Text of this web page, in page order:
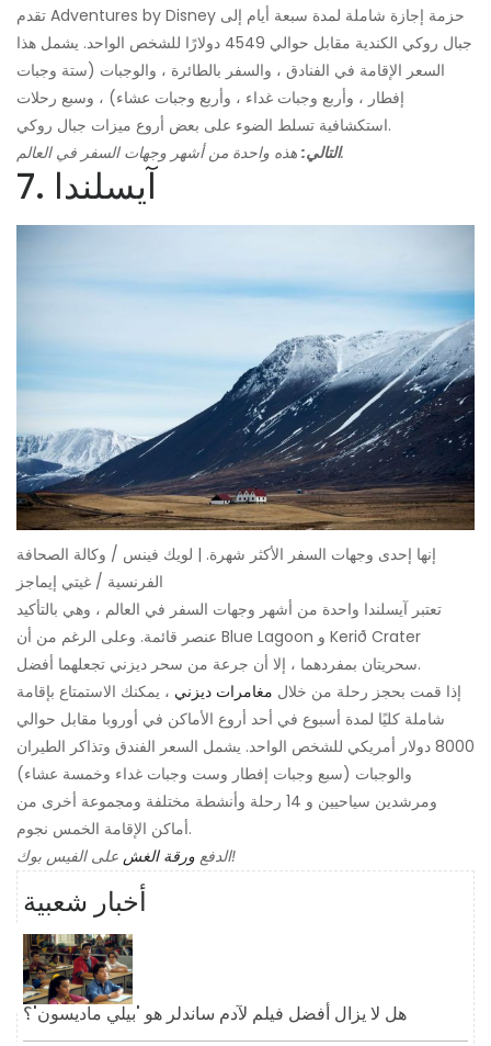
تقدم Adventures by Disney حزمة إجازة شاملة لمدة سبعة أيام إلى
جبال روكي الكندية مقابل حوالي 4549 دولارًا للشخص الواحد. يشمل هذا
السعر الإقامة في الفنادق ، والسفر بالطائرة ، والوجبات (ستة وجبات
إفطار ، وأربع وجبات غداء ، وأربع وجبات عشاء) ، وسبع رحلات
استكشافية تسلط الضوء على بعض أروع ميزات جبال روكي.
التالي:هذه واحدة من أشهر وجهات السفر في العالم.
7. آيسلندا
إنها إحدى وجهات السفر الأكثر شهرة. | لويك فينس / وكالة الصحافة
الفرنسية / غيتي إيماجز
تعتبر آيسلندا واحدة من أشهر وجهات السفر في العالم ، وهي بالتأكيد
عنصر قائمة. وعلى الرغم من أن Blue Lagoon و Kerið Crater
سحريتان بمفردهما ، إلا أن جرعة من سحر ديزني تجعلهما أفضل.
إذا قمت بحجز رحلة من خلال مغامرات ديزني ، يمكنك الاستمتاع بإقامة
شاملة كليًا لمدة أسبوع في أحد أروع الأماكن في أوروبا مقابل حوالي
8000 دولار أمريكي للشخص الواحد. يشمل السعر الفندق وتذاكر الطيران
والوجبات (سبع وجبات إفطار وست وجبات غداء وخمسة عشاء)
ومرشدين سياحيين و 14 رحلة وأنشطة مختلفة ومجموعة أخرى من
أماكن الإقامة الخمس نجوم.
الدفع ورقة الغش على الفيس بوك!
أخبار شعبية
هل لا يزال أفضل فيلم لآدم ساندلر هو 'بيلي ماديسون'؟